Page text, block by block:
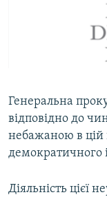
ВІДЕОУРОКИ
СВІДЧЕННЯ
УКРАЇНСЬКА
Усі сайти RFE/
Генеральна
відповідно до
небажаною в цій
демократичного
Діяльність цієї